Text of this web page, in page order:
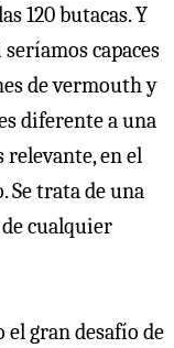
120 butacas. Y
capaces
de vermouth y
diferente a una
relevante, en el
Se trata de una
cualquier
el gran desafío de